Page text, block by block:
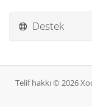
Destek
Telif hakkı © 2026